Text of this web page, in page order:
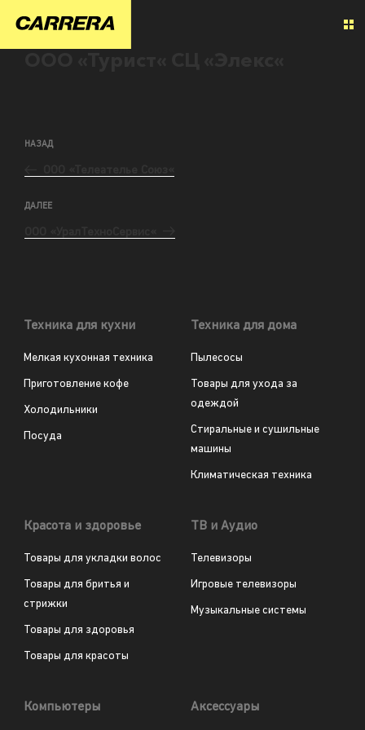
НАЗАД
ДАЛЕЕ
Техника для кухни
Мелкая кухонная техника
Приготовление кофе
Холодильники
Посуда
Техника для дома
Пылесосы
Товары для ухода за
одеждой
Стиральные и сушильные
машины
Климатическая техника
Красота и здоровье
Товары для укладки волос
Товары для бритья и
стрижки
Товары для здоровья
Товары для красоты
ТВ и Аудио
Телевизоры
Игровые телевизоры
Музыкальные системы
Компьютеры Аксессуары